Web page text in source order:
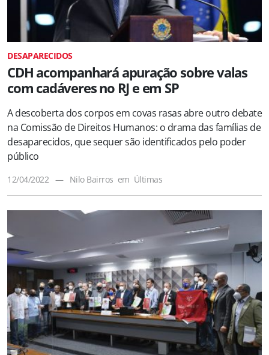
DESAPARECIDOS
CDH acompanhará apuração sobre valas
com cadáveres no RJ e em SP
A descoberta dos corpos em covas rasas abre outro debate
na Comissão de Direitos Humanos: o drama das famílias de
desaparecidos, que sequer são identificados pelo poder
público
12/04/2022 — Nilo Bairros em Últimas